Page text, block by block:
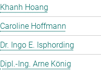
Khanh Hoang
Caroline Hoffmann
Dr. Ingo E. Isphording
Dipl.-Ing. Arne König